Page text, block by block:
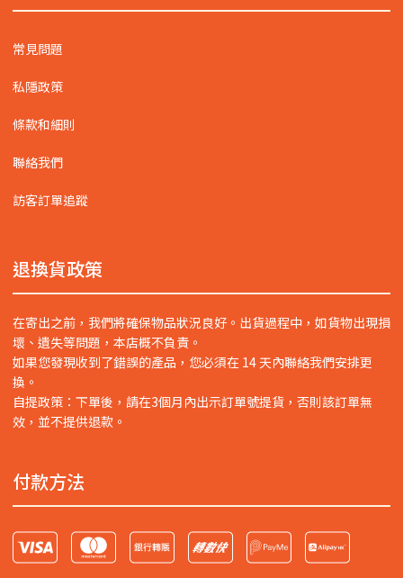
常見問題
私隱政策
條款和細則
聯絡我們
訪客訂單追蹤
退換貨政策
在寄出之前，我們將確保物品狀況良好。出貨過程中，如貨物出現損
壞、遺失等問題，本店概不負責。
如果您發現收到了錯誤的產品，您必須在 14 天內聯絡我們安排更
換。
自提政策：下單後，請在3個月內出示訂單號提貨，否則該訂單無
效，並不提供退款。
付款方法